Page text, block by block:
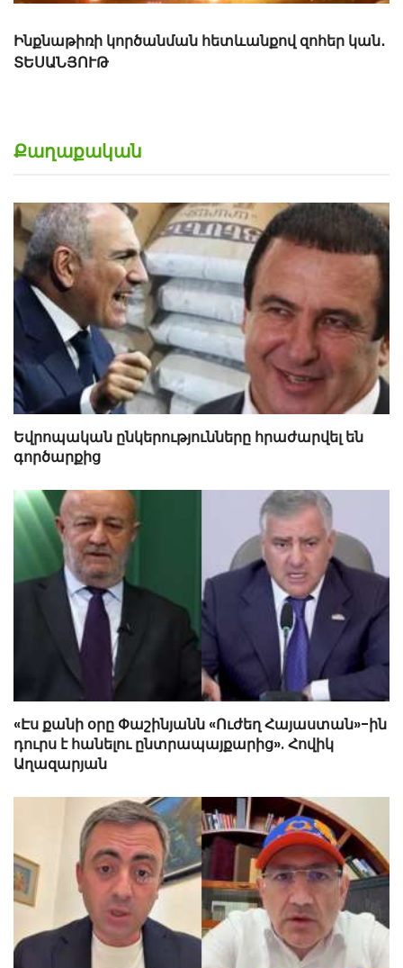
Քաղաքական
Եվրոպական ընկերությունները հրաժարվել են
գործարքից
«Էս քանի օրը Փաշինյանն «Ուժեղ Հայաստան»-ին
դուրս է հանելու ընտրապայքարից». Հովիկ
Աղազարյան